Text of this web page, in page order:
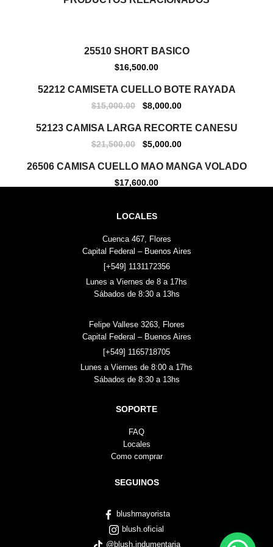
25510 SHORT BASICO
$16,500.00
52212 CAMISETA CUELLO BOTE RAYADA
$15,000.00 $8,000.00
52123 CAMISA LARGA RECORTE CANESU
$21,500.00 $5,000.00
26506 CAMISA CUELLO MAO MANGA VOLADO
$17,600.00
LOCALES
Cuenca 467, Flores
Capital Federal – Buenos Aires
[+549] 1131172356
Lunes a Viernes de 8 a 17hs
Sábados de 8:30 a 13hs
Felipe Vallese 3263, Flores
Capital Federal – Buenos Aires
[+549] 1165718705
Lunes a Viernes de 8:00 a 17hs
Sábados de 8:30 a 13hs
SOPORTE
FAQ
Locales
Como comprar
SEGUINOS
blushmayorista
blush.oficial
@blush.indumentaria